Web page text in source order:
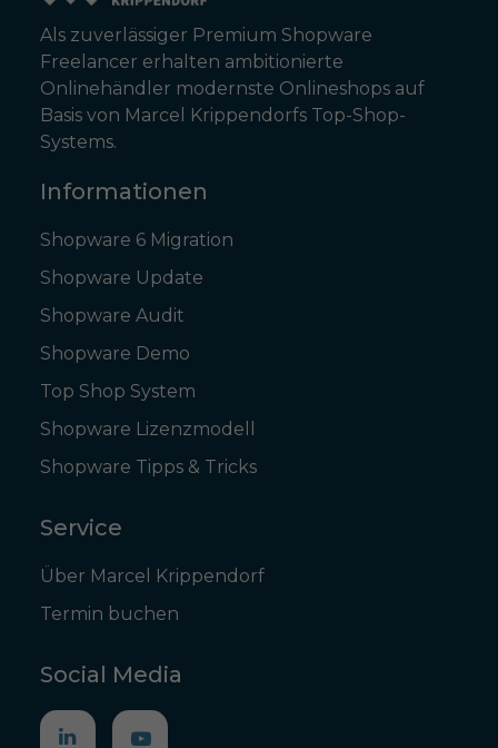
Als zuverlässiger Premium Shopware
Freelancer erhalten ambitionierte
Onlinehändler modernste Onlineshops auf
Basis von Marcel Krippendorfs Top-Shop-
Systems.
Informationen
Shopware 6 Migration
Shopware Update
Shopware Audit
Shopware Demo
Top Shop System
Shopware Lizenzmodell
Shopware Tipps & Tricks
Service
Über Marcel Krippendorf
Termin buchen
Social Media